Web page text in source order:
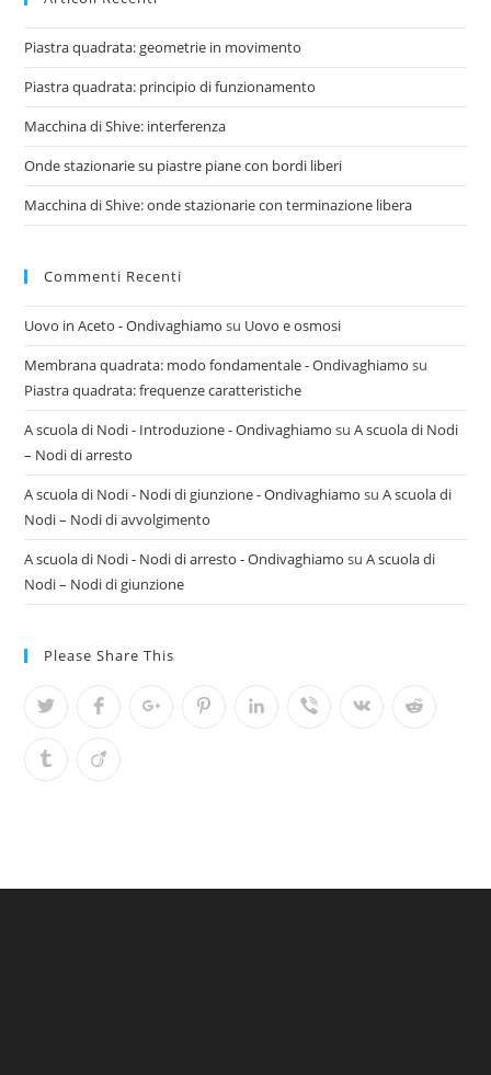
Piastra quadrata: geometrie in movimento
Piastra quadrata: principio di funzionamento
Macchina di Shive: interferenza
Onde stazionarie su piastre piane con bordi liberi
Macchina di Shive: onde stazionarie con terminazione libera
Commenti Recenti
Uovo in Aceto - Ondivaghiamo su Uovo e osmosi
Membrana quadrata: modo fondamentale - Ondivaghiamo su
Piastra quadrata: frequenze caratteristiche
A scuola di Nodi - Introduzione - Ondivaghiamo suA scuola di Nodi
– Nodi di arresto
A scuola di Nodi - Nodi di giunzione - Ondivaghiamo suA scuola di
Nodi – Nodi di avvolgimento
A scuola di Nodi - Nodi di arresto - Ondivaghiamo suA scuola di
Nodi – Nodi di giunzione
Please Share This